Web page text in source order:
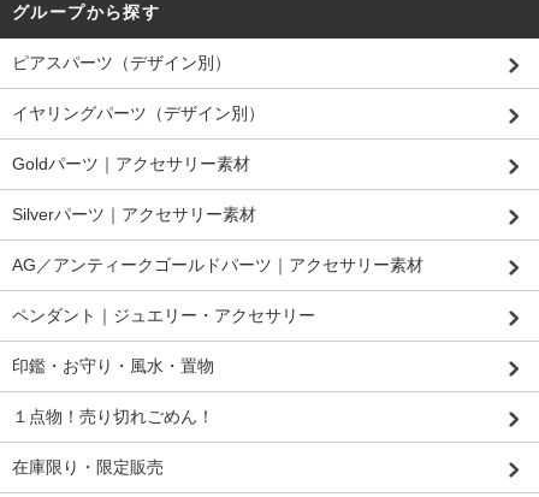
グループから探す
ピアスパーツ（デザイン別）
イヤリングパーツ（デザイン別）
Goldパーツ｜アクセサリー素材
Silverパーツ｜アクセサリー素材
AG／アンティークゴールドパーツ｜アクセサリー素材
ペンダント｜ジュエリー・アクセサリー
印鑑・お守り・風水・置物
１点物！売り切れごめん！
在庫限り・限定販売